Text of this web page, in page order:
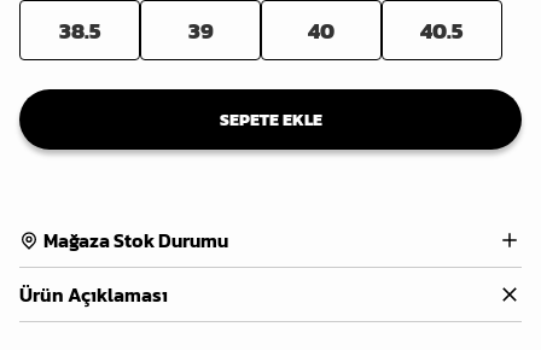
38.5
39 40 40.5
SEPETE EKLE
Mağaza Stok Durumu
Ürün Açıklaması